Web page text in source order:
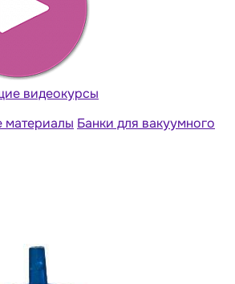
видеокурсы
материалы Банки для вакуумного